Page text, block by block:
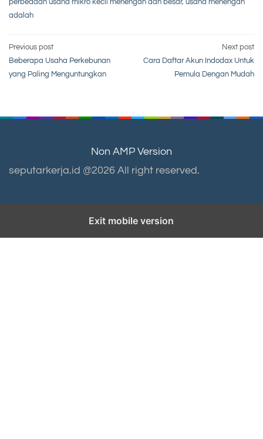
perbedaan usaha mikro kecil menengah dan besar, usaha menengah
adalah
Post
navigation
Previous post
Beberapa Usaha Perkebunan
yang Paling Menguntungkan
Next post
Cara Daftar Akun Indodax Untuk
Pemula Dengan Mudah
Non AMP Version
seputarkerja.id @2026 All right reserved.
Exit mobile version